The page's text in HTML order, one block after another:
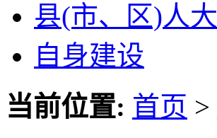
县(市、区)人大
自身建设
当前位置: 首页 >